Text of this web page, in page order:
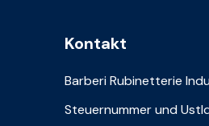
Kontakt
Barberi Rubinetterie
Steuernummer und